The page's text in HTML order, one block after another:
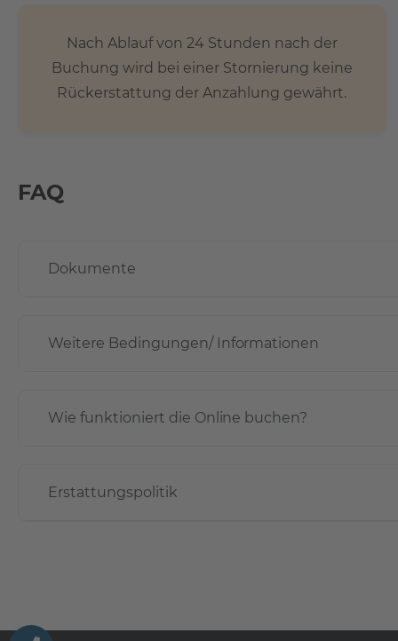
Nach Ablauf von 24 Stunden nach der
Buchung wird bei einer Stornierung keine
Rückerstattung der Anzahlung gewährt.
FAQ
Dokumente
Weitere Bedingungen/ Informationen
Wie funktioniert die Online buchen?
Erstattungspolitik